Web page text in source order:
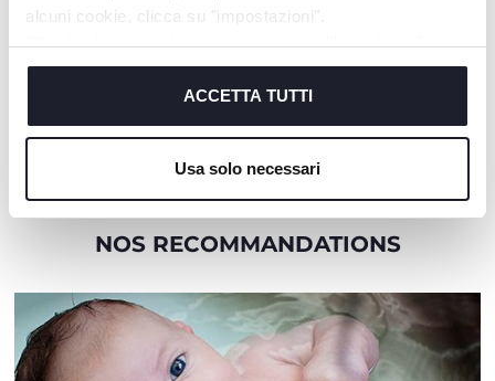
alcuni cookie, clicca su "impostazioni".
Chiudendo questo banner acconsenti all’uso dei soli
cookie tecnici, indispensabili per fruire del servizio
ACCETTA TUTTI
Usa solo necessari
+ VARIANTES
d'allaitement "Cotton" -
Blanc
+ VARIANTES
Soutien-gorge
Blanc
NOS RECOMMANDATIONS